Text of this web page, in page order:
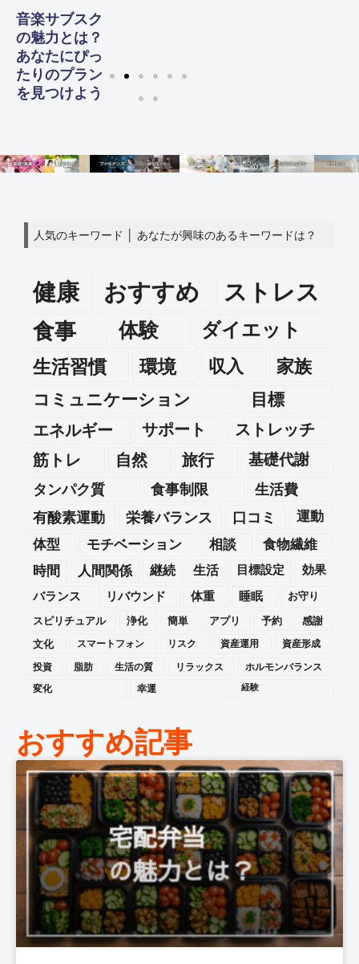
音楽サブスク
の魅力とは？
あなたにぴっ
たりのプラン
を見つけよう
人気のキーワード │ あなたが興味のあるキーワードは？
健康 おすすめ ストレス
食事 体験
ダイエット
生活習慣
環境 収入 家族
コミュニケーション
目標
エネルギー
サポート
ストレッチ
筋トレ
自然 旅行 基礎代謝
タンパク質 食事制限
生活費
有酸素運動
栄養バランス 口コミ
運動
体型
モチベーション 相談
食物繊維
時間
人間関係 継続 生活 目標設定
効果
バランス
リバウンド 体重 睡眠
お守り
スピリチュアル
浄化 簡単 アプリ 予約
感謝
文化
スマートフォン リスク 資産運用
資産形成
投資
脂肪 生活の質 リラックス
ホルモンバランス
変化
幸運 経験
おすすめ記事